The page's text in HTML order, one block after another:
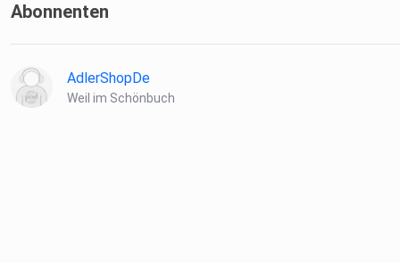
Abonnenten
AdlerShopDe
Weil im Schönbuch